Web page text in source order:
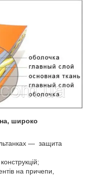
широко
— защита
на причепи,